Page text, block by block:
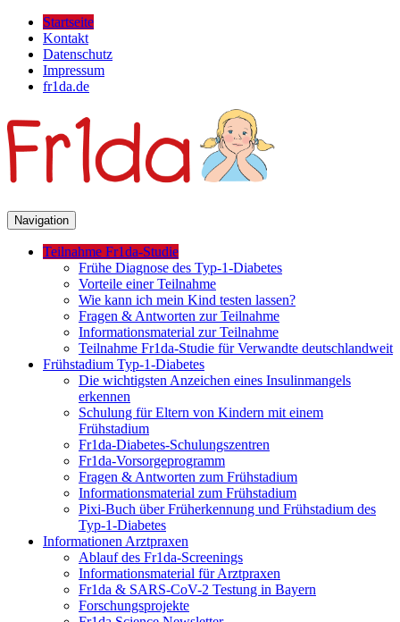
Startseite
Kontakt
Datenschutz
Impressum
fr1da.de
Navigation
Teilnahme Fr1da-Studie
Frühe Diagnose des Typ-1-Diabetes
Vorteile einer Teilnahme
Wie kann ich mein Kind testen lassen?
Fragen & Antworten zur Teilnahme
Informationsmaterial zur Teilnahme
Teilnahme Fr1da-Studie für Verwandte deutschlandweit
Frühstadium Typ-1-Diabetes
Die wichtigsten Anzeichen eines Insulinmangels
erkennen
Schulung für Eltern von Kindern mit einem
Frühstadium
Fr1da-Diabetes-Schulungszentren
Fr1da-Vorsorgeprogramm
Fragen & Antworten zum Frühstadium
Informationsmaterial zum Frühstadium
Pixi-Buch über Früherkennung und Frühstadium des
Typ-1-Diabetes
Informationen Arztpraxen
Ablauf des Fr1da-Screenings
Informationsmaterial für Arztpraxen
Fr1da & SARS-CoV-2 Testung in Bayern
Forschungsprojekte